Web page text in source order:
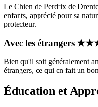
Le Chien de Perdrix de
enfants, apprécié pour sa
protecteur.
Avec les étrangers ★★
Bien qu'il soit généralement
étrangers, ce qui en fait un
Éducation et